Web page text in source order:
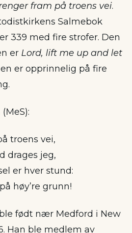
fram på troens vei.
Salmebok
339 med fire strofer. Den
er Lord, lift me up and let
er opprinnelig på fire
troens vei,
drages jeg,
er hver stund:
høy’re grunn!
født nær Medford i New
Han ble medlem av